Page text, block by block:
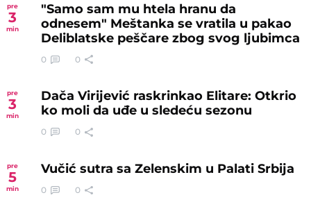
pre
3
min
"Samo sam mu htela hranu da
odnesem" Meštanka se vratila u pakao
Deliblatske peščare zbog svog ljubimca
0 0
pre
3
min
Dača Virijević raskrinkao Elitare: Otkrio
ko moli da uđe u sledeću sezonu
0 0
pre
5
min
Vučić sutra sa Zelenskim u Palati Srbija
0 0